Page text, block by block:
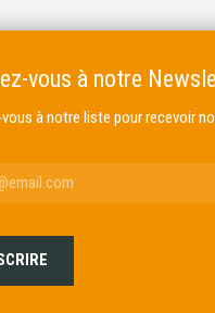
ALKAR
vous à notre
à notre liste pour recevoir